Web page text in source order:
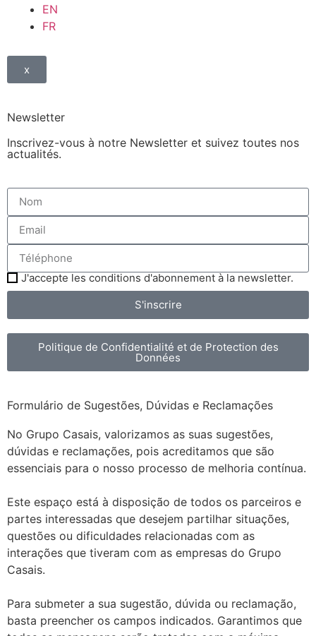
EN
FR
x
Newsletter
Inscrivez-vous à notre Newsletter et suivez toutes nos
actualités.
J'accepte les conditions d'abonnement à la newsletter.
S'inscrire
Politique de Confidentialité et de Protection des
Données
Formulário de Sugestões, Dúvidas e Reclamações
No Grupo Casais, valorizamos as suas sugestões,
dúvidas e reclamações, pois acreditamos que são
essenciais para o nosso processo de melhoria contínua.
Este espaço está à disposição de todos os parceiros e
partes interessadas que desejem partilhar situações,
questões ou dificuldades relacionadas com as
interações que tiveram com as empresas do Grupo
Casais.
Para submeter a sua sugestão, dúvida ou reclamação,
basta preencher os campos indicados. Garantimos que